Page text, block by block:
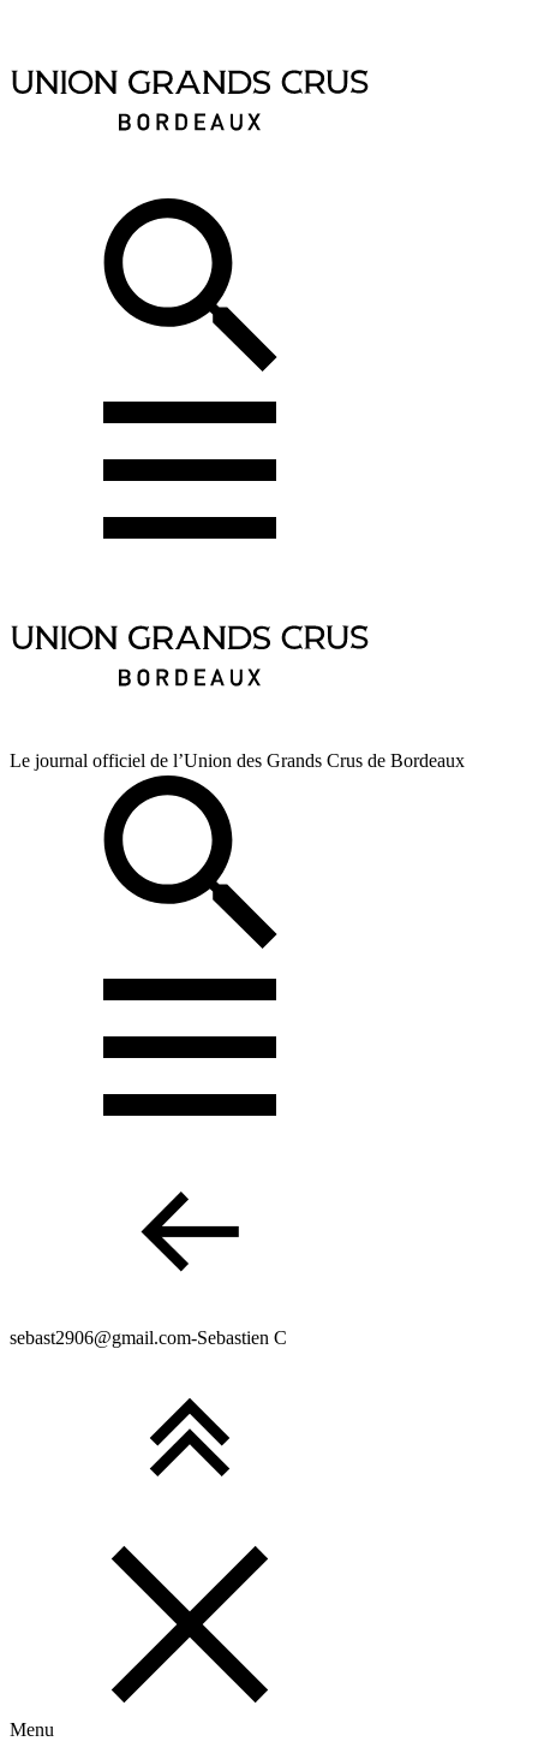
Le journal officiel de l’Union des Grands Crus de Bordeaux
sebast2906@gmail.com-Sebastien C
Menu